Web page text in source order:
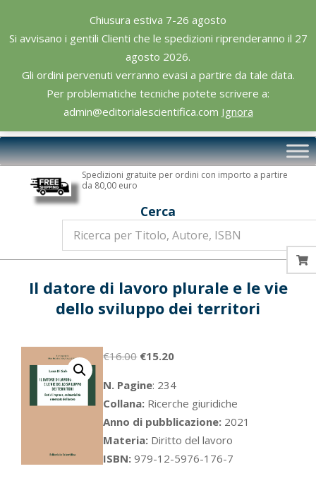
Chiusura estiva 7-26 agosto
Si avvisano i gentili Clienti che le spedizioni riprenderanno il 27
agosto 2026.
Gli ordini pervenuti verranno evasi a partire da tale data.
Per problematiche tecniche potete scrivere a:
admin@editorialescientifica.com Ignora
content
Editoriale
Scientifica
Primary
Navigation
Spedizioni gratuite per ordini con importo a partire
da 80,00 euro
Cerca
Il datore di lavoro plurale e le vie
dello sviluppo dei territori
€16.00 Il
originale
era:
€16.00.
€15.20Il
attuale
è:
€15.20.
N. Pagine: 234
Collana: Ricerche giuridiche
Anno di pubblicazione: 2021
Materia: Diritto del lavoro
ISBN: 979-12-5976-176-7